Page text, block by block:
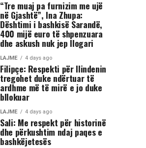
“Tre muaj pa furnizim me ujë
në Gjashtë”, Ina Zhupa:
Dështimi i bashkisë Sarandë,
400 mijë euro të shpenzuara
dhe askush nuk jep llogari
LAJME 4 days ago
Filipçe: Respekti për Ilindenin
tregohet duke ndërtuar të
ardhme më të mirë e jo duke
bllokuar
LAJME 4 days ago
Sali: Me respekt për historinë
dhe përkushtim ndaj paqes e
bashkëjetesës